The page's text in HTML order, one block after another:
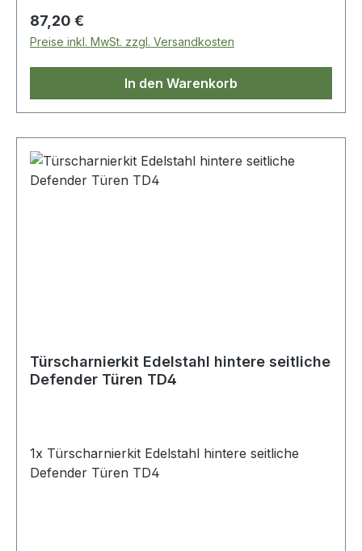
Regulärer Preis:
87,20 €
Preise inkl. MwSt. zzgl. Versandkosten
In den Warenkorb
Türscharnierkit Edelstahl hintere seitliche
Defender Türen TD4
1x Türscharnierkit Edelstahl hintere seitliche
Defender Türen TD4